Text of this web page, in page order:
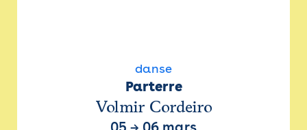
danse
Parterre
Volmir Cordeiro